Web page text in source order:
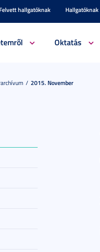
Felvett hallgatóknak Hallgatóknak
Oktatás
2015. November